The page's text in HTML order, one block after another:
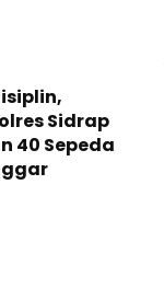
Sidrap
40 Sepeda